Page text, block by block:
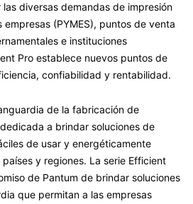
diversas demandas de impresión
(PYMES), puntos de venta
e instituciones
Pro establece nuevos puntos de
confiabilidad y rentabilidad.
de la fabricación de
a brindar soluciones de
de usar y energéticamente
y regiones. La serie Efficient
de Pantum de brindar soluciones
que permitan a las empresas